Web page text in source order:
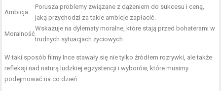
Ambicja
Porusza problemy związane z dążeniem do sukcesu i ceną,
jaką przychodzi za takie ambicje zapłacić.
Moralność
Wskazuje na dylematy moralne, które stają przed bohaterami w
trudnych sytuacjach życiowych.
W taki sposób filmy Ince stawały się nie tylko źródłem rozrywki, ale także
refleksji nad naturą ludzkiej egzystencji i wyborów, które musimy
podejmować na co dzień.